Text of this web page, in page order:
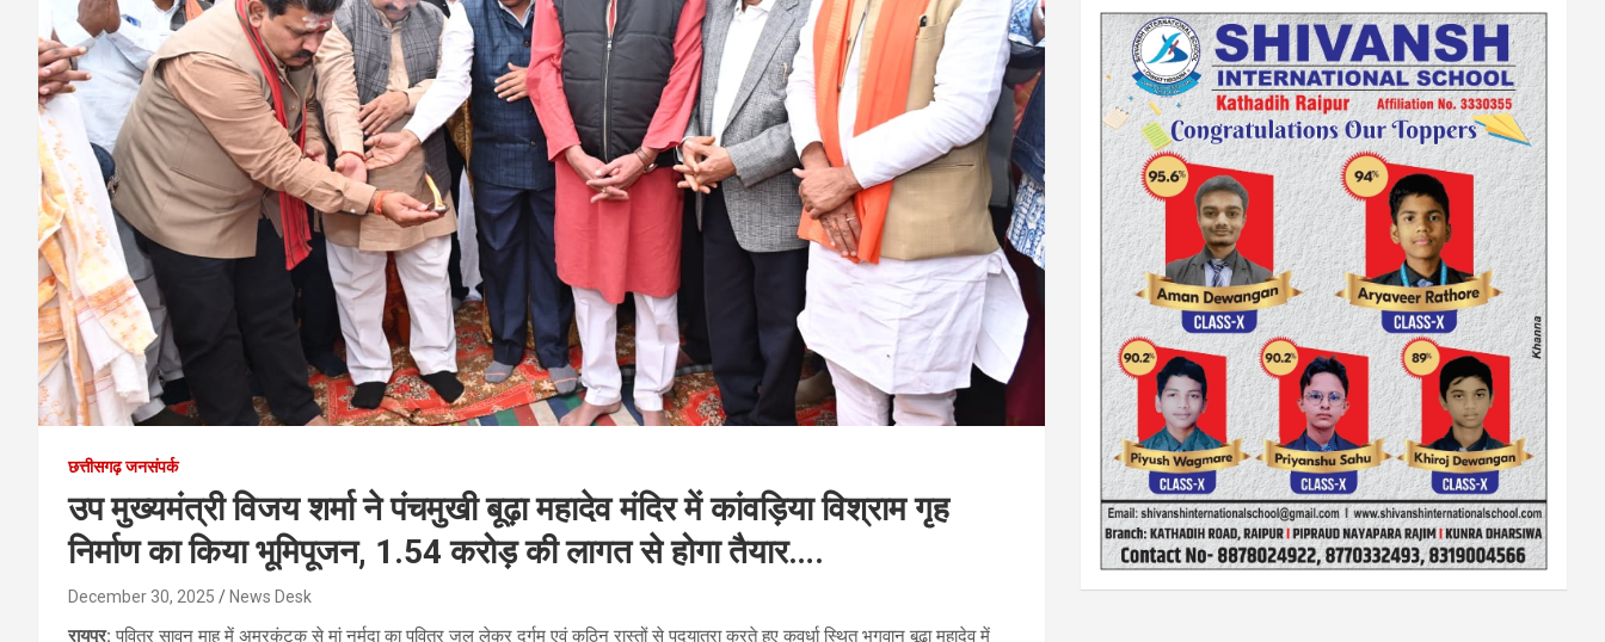
छत्तीसगढ़ जनसंपर्क
उप मुख्यमंत्री विजय शर्मा ने पंचमुखी बूढ़ा महादेव मंदिर में कांवड़िया विश्राम गृह
निर्माण का किया भूमिपूजन, 1.54 करोड़ की लागत से होगा तैयार….
December 30, 2025 News Desk
रायपुर: पवित्र सावन माह में अमरकंटक से मां नर्मदा का पवित्र जल लेकर दुर्गम एवं कठिन रास्तों से पदयात्रा करते हुए कवर्धा स्थित भगवान बूढ़ा महादेव में